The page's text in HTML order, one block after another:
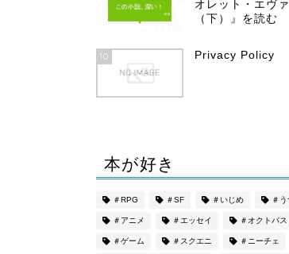
オレット・エヴ
（下）』を読む
10 Privacy Policy
本が好き
＃RPG ＃SF ＃いじめ ＃
＃アニメ ＃エッセイ ＃オクトパ
＃ゲーム ＃スクエニ ＃ニーチェ